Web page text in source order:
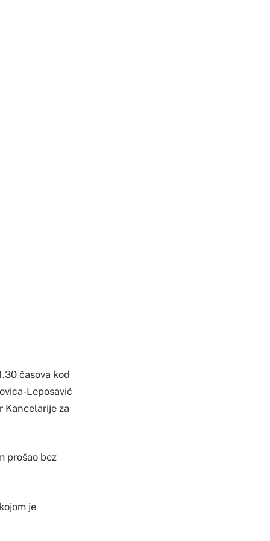
časova kod
Leposavić
Kancelarije za
prošao bez
je